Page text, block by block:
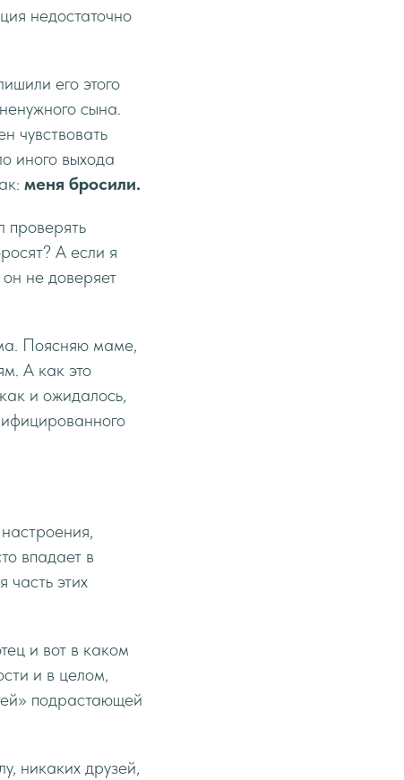
недостаточно
его этого
сына.
чувствовать
иного выхода
меня бросили.
проверять
А если я
не доверяет
Поясняю маме,
А как это
и ожидалось,
впадает в
часть этих
и вот в каком
и в целом,
подрастающей
никаких друзей,